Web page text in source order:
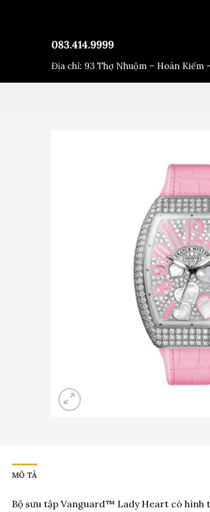
083.414.9999
Địa chỉ: 93 Thợ Nhuộm – Hoàn Kiếm
MÔ TẢ
Bộ sưu tập Vanguard™ Lady Heart có